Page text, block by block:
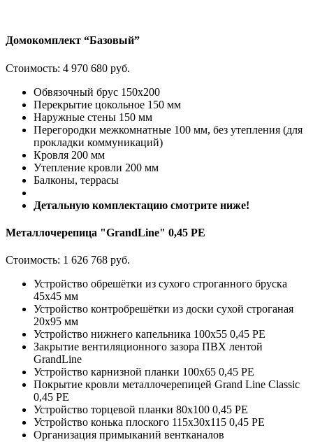
Домокомплект “Базовый”
Стоимость: 4 970 680 руб.
Обвязочный брус 150х200
Перекрытие цокольное 150 мм
Наружные стены 150 мм
Перегородки межкомнатные 100 мм, без утепления (для
прокладки коммуникаций)
Кровля 200 мм
Утепление кровли 200 мм
Балконы, террасы
Детальную комплектацию смотрите ниже!
Металлочерепица "GrandLine" 0,45 PE
Стоимость: 1 626 768 руб.
Устройство обрешётки из сухого строганного бруска
45х45 мм
Устройство контробрешётки из доски сухой строганая
20х95 мм
Устройство нижнего капельника 100х55 0,45 PE
Закрытие вентиляционного зазора ПВХ лентой
GrandLine
Устройство карнизной планки 100х65 0,45 PE
Покрытие кровли металлочерепицей Grand Line Classic
0,45 PE
Устройство торцевой планки 80х100 0,45 PE
Устройство конька плоского 115х30х115 0,45 РЕ
Организация примыканий вентканалов